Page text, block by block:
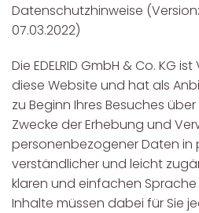
Datenschutzhinweise
07.03.2022)
Die EDELRID GmbH & Co. KG
diese Website und hat als
zu Beginn Ihres Besuches
Zwecke der Erhebung und
personenbezogener Daten in
verständlicher und leicht
klaren und einfachen
Inhalte müssen dabei für Sie